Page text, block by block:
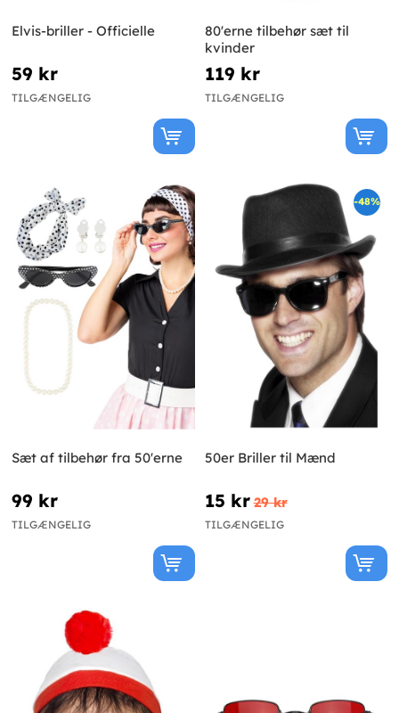
Elvis-briller - Officielle
59 kr
TILGÆNGELIG
80'erne tilbehør sæt til
kvinder
119 kr
TILGÆNGELIG
Sæt af tilbehør fra 50'erne
99 kr
TILGÆNGELIG
-48%
50er Briller til Mænd
15 kr 29 kr
TILGÆNGELIG